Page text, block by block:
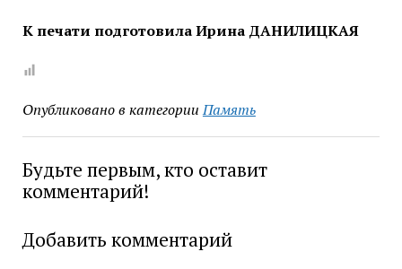
К печати подготовила Ирина ДАНИЛИЦКАЯ
Опубликовано в категории Память
Будьте первым, кто оставит
комментарий!
Добавить комментарий